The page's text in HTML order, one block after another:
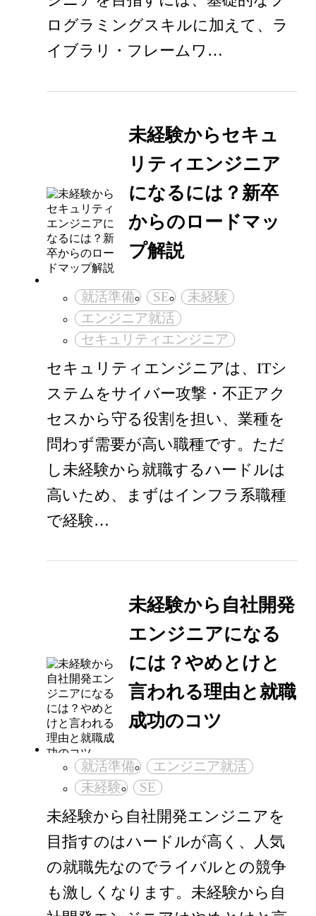
ログラミングスキルに加えて、ラ
イブラリ・フレームワ…
未経験からセキュ
リティエンジニア
になるには？新卒
からのロードマッ
プ解説
就活準備 SE
未経験
エンジニア就活
セキュリティエンジニア
セキュリティエンジニアは、ITシ
ステムをサイバー攻撃・不正アク
セスから守る役割を担い、業種を
問わず需要が高い職種です。ただ
し未経験から就職するハードルは
高いため、まずはインフラ系職種
で経験…
未経験から自社開発
エンジニアになる
には？やめとけと
言われる理由と就職
成功のコツ
就活準備
エンジニア就活
未経験
SE
未経験から自社開発エンジニアを
目指すのはハードルが高く、人気
の就職先なのでライバルとの競争
も激しくなります。未経験から自